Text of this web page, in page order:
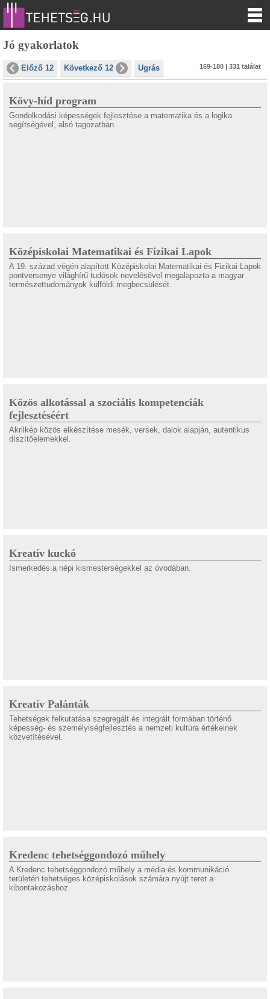
Jó gyakorlatok
Előző 12 Következő 12 Ugrás 169-180 | 331 találat
Kövy-híd program
Gondolkodási képességek fejlesztése a matematika és a logika
segítségével, alsó tagozatban.
Középiskolai Matematikai és Fizikai Lapok
A 19. század végén alapított Középiskolai Matematikai és Fizikai Lapok
pontversenye világhírű tudósok nevelésével megalapozta a magyar
természettudományok külföldi megbecsülését.
Közös alkotással a szociális kompetenciák
fejlesztéséért
Akrilkép közös elkészítése mesék, versek, dalok alapján, autentikus
díszítőelemekkel.
Kreatív kuckó
Ismerkedés a népi kismesterségekkel az óvodában.
Kreatív Palánták
Tehetségek felkutatása szegregált és integrált formában történő
képesség- és személyiségfejlesztés a nemzeti kultúra értékeinek
közvetítésével.
Kredenc tehetséggondozó műhely
A Kredenc tehetséggondozó műhely a média és kommunikáció
területén tehetséges középiskolások számára nyújt teret a
kibontakozáshoz.